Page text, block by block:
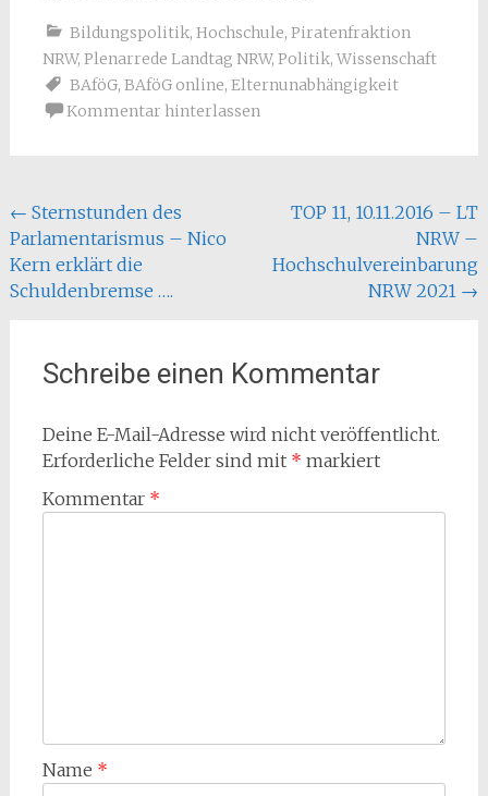
Bildungspolitik, Hochschule, Piratenfraktion
NRW, Plenarrede Landtag NRW, Politik, Wissenschaft
BAföG, BAföG online, Elternunabhängigkeit
Kommentar hinterlassen
Beitragsnavigation
← Sternstunden des
Parlamentarismus – Nico
Kern erklärt die
Schuldenbremse ….
TOP 11, 10.11.2016 – LT
NRW –
Hochschulvereinbarung
NRW 2021 →
Schreibe einen Kommentar
Deine E-Mail-Adresse wird nicht veröffentlicht.
Erforderliche Felder sind mit * markiert
Kommentar *
Name *